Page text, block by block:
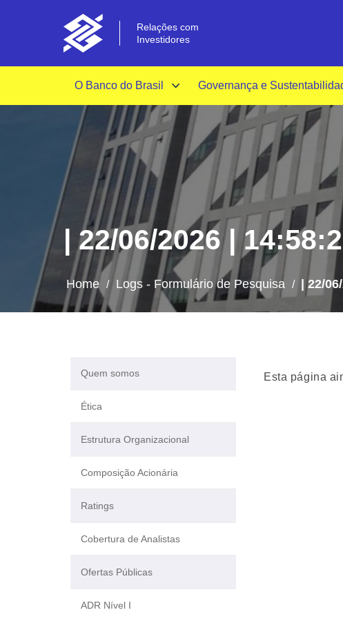
Relações com
Investidores
O Banco do Brasil Governança e
| 22/06/2026 |
Home / Logs - Formulário de Pesquisa / | 22/
Quem somos
Ética
Estrutura Organizacional
Composição Acionária
Ratings
Cobertura de Analistas
Ofertas Públicas
ADR Nível I
Esta página